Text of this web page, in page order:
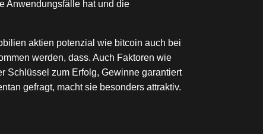
Anwendungsfälle hat und die
aktien potenzial wie bitcoin auch bei
werden, dass. Auch Faktoren wie
Schlüssel zum Erfolg, Gewinne garantiert
gefragt, macht sie besonders attraktiv.